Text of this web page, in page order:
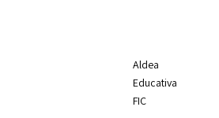
Aldea
Educativa
FIC